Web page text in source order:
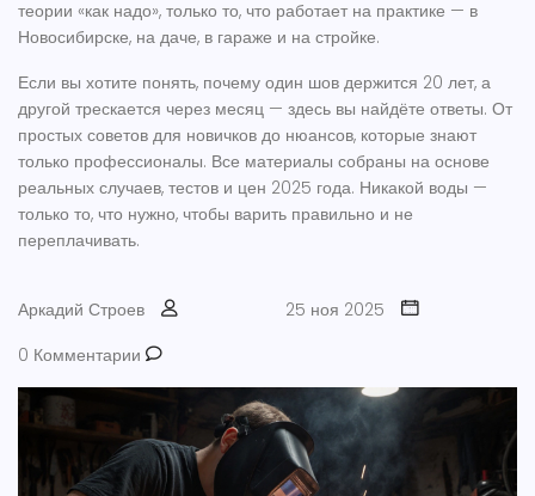
теории «как надо», только то, что работает на практике — в
Новосибирске, на даче, в гараже и на стройке.
Если вы хотите понять, почему один шов держится 20 лет, а
другой трескается через месяц — здесь вы найдёте ответы. От
простых советов для новичков до нюансов, которые знают
только профессионалы. Все материалы собраны на основе
реальных случаев, тестов и цен 2025 года. Никакой воды —
только то, что нужно, чтобы варить правильно и не
переплачивать.
Аркадий Строев
25 ноя 2025
0 Комментарии